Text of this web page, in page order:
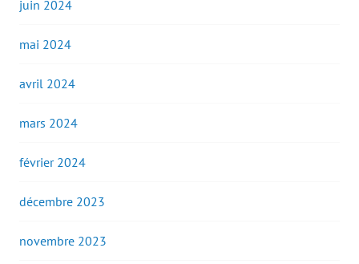
juin 2024
mai 2024
avril 2024
mars 2024
février 2024
décembre 2023
novembre 2023